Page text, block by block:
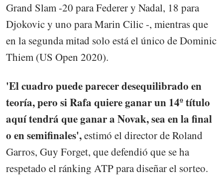
Grand Slam -20 para Federer y Nadal, 18 para
Djokovic y uno para Marin Cilic -, mientras que
en la segunda mitad solo está el único de Dominic
Thiem (US Open 2020).
'El cuadro puede parecer desequilibrado en
teoría, pero si Rafa quiere ganar un 14º título
aquí tendrá que ganar a Novak, sea en la final
o en semifinales',estimó el director de Roland
Garros, Guy Forget, que defendió que se ha
respetado el ránking ATP para diseñar el sorteo.